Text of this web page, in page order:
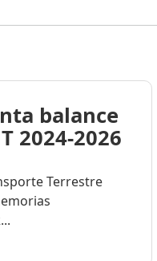
balance
2024-2026
Terrestre